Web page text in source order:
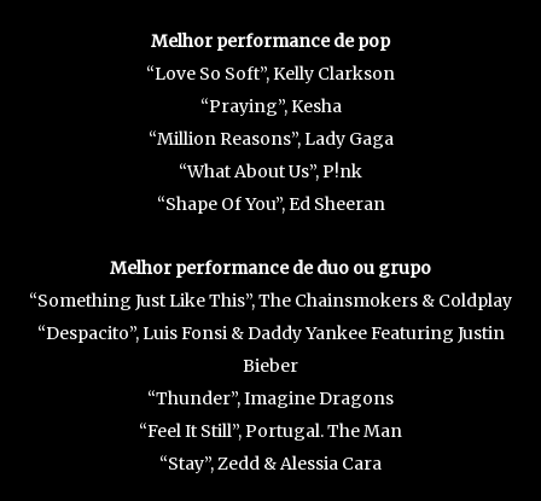
Melhor performance de pop
“Love So Soft”, Kelly Clarkson
“Praying”, Kesha
“Million Reasons”, Lady Gaga
“What About Us”, P!nk
“Shape Of You”, Ed Sheeran
Melhor performance de duo ou grupo
“Something Just Like This”, The Chainsmokers & Coldplay
“Despacito”, Luis Fonsi & Daddy Yankee Featuring Justin
Bieber
“Thunder”, Imagine Dragons
“Feel It Still”, Portugal. The Man
“Stay”, Zedd & Alessia Cara